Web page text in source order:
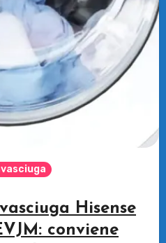
Hisense
conviene